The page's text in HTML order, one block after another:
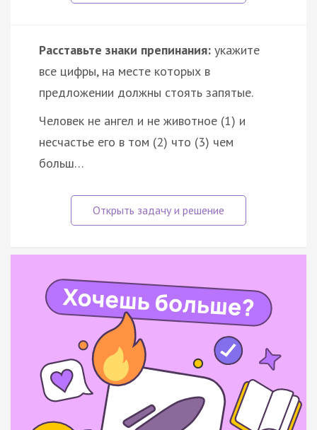
Расставьте знаки препинания: укажите
все цифры, на месте которых в
предложении должны стоять запятые.
Человек не ангел и не животное (1) и
несчастье его в том (2) что (3) чем
больш…